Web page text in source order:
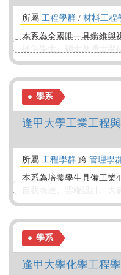
所屬 工程學群 / 材料工程
本系為全國唯一具纖維與
提供學士、碩士及博士學
料基礎教育與獨立進行專
分析與撰寫專題報告之
紡織品」的原材料功能性
學系
逢甲大學工業工程
所屬 工程學群 跨 管理學
本系為培養學生具備工業
自我表達、雲端設計、大
理能力，因此本系課程規
專題，整合統計、數據
育學生專業核心能力。
學系
逢甲大學化學工程